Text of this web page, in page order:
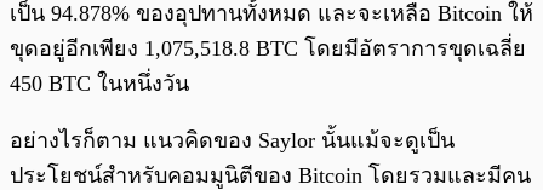
เป็น 94.878% ของอุปทานทั้งหมด และจะเหลือ Bitcoin ให้
ขุดอยู่อีกเพียง 1,075,518.8 BTC โดยมีอัตราการขุดเฉลี่ย
450 BTC ในหนึ่งวัน
อย่างไรก็ตาม แนวคิดของ Saylor นั้นแม้จะดูเป็น
ประโยชน์สำหรับคอมมูนิตีของ Bitcoin โดยรวมและมีคน